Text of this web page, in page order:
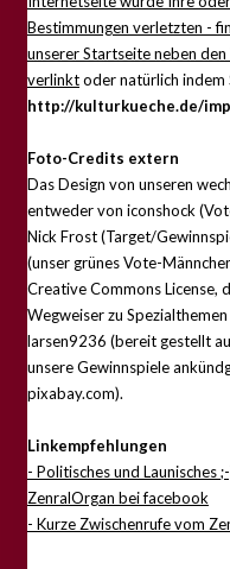
Bestimmungen verletzten -
unserer Startseite neben
verlinktoder natürlich indem
http://kulturkueche.de/
Foto-Credits extern
Das Design von unseren
entweder von iconshock
Nick Frost (Target/
(unser grünes Vote-
Creative Commons License,
Wegweiser zu
larsen9236 (bereit gestellt
unsere Gewinnspiele
pixabay.com).
Linkempfehlungen
- Politisches und Launisches
ZenralOrgan bei facebook
- Kurze Zwischenrufe vom